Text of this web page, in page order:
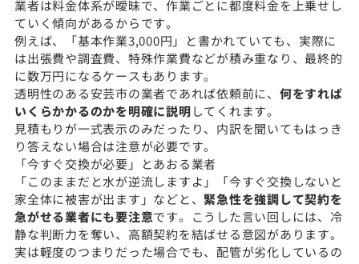
業者は料金体系が曖昧で、作業ごとに都度料金を上乗せし
ていく傾向があるからです。
例えば、「基本作業3,000円」と書かれていても、実際に
は出張費や調査費、特殊作業費などが積み重なり、最終的
に数万円になるケースもあります。
透明性のある安芸市の業者であれば依頼前に、 何をすれば
いくらかかるのかを明確に説明してくれます。
見積もりが一式表示のみだったり、内訳を聞いてもはっき
り答えない場合は注意が必要です。
「今すぐ交換が必要」とあおる業者
「このままだと水が逆流しますよ」「今すぐ交換しないと
家全体に被害が出ます」などと、 緊急性を強調して契約を
急がせる業者にも要注意です。こうした言い回しには、冷
静な判断力を奪い、高額契約を結ばせる意図があります。
実は軽度のつまりだった場合でも、配管が劣化しているの